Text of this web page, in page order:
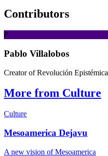
Contributors
P
Pablo Villalobos
Creator of Revolución Epistémica
More from Culture
Culture
Mesoamerica Dejavu
A new vision of Mesoamerica